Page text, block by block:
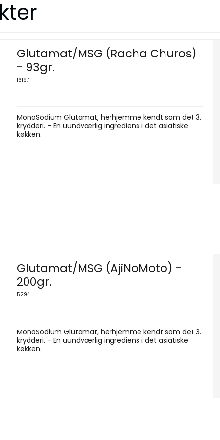
Glutamat/MSG (Racha Churos)
- 93gr.
16197
MonoSodium Glutamat, herhjemme kendt som det 3.
krydderi. - En uundværlig ingrediens i det asiatiske
køkken.
Glutamat/MSG (AjiNoMoto) -
200gr.
5294
MonoSodium Glutamat, herhjemme kendt som det 3.
krydderi. - En uundværlig ingrediens i det asiatiske
køkken.